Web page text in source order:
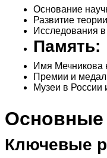
Основание
Развитие
Исследования в
Память:
Имя Мечникова
Премии и
Музеи в России
Основные
Ключевые